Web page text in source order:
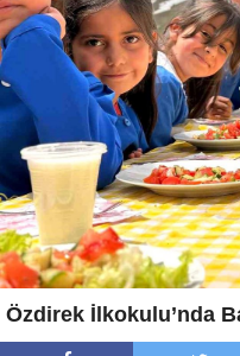
Özdirek İlkokulu’nda